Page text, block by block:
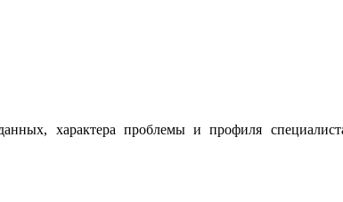
характера проблемы и профиля